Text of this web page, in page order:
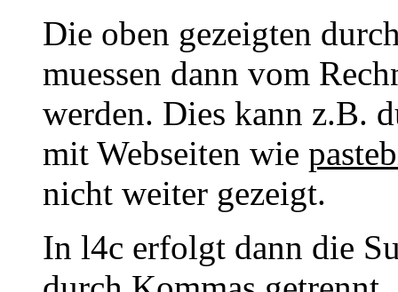
Die oben gezeigten
muessen dann vom
werden. Dies kann z.B.
mit Webseiten wie
nicht weiter gezeigt.
In l4c erfolgt dann die